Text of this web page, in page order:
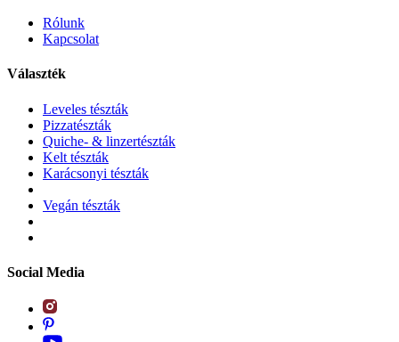
Rólunk
Kapcsolat
Választék
Leveles tészták
Pizzatészták
Quiche- & linzertészták
Kelt tészták
Karácsonyi tészták
Vegán tészták
Social Media